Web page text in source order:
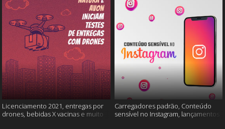
Licenciamento 2021, entregas por
drones, bebidas X vacinas e muito
Carregadores padrão, Conteúdo
sensível no Instagram, lançamentos